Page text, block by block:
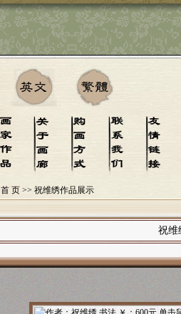
首 页>> 祝维绣作品展示
祝维